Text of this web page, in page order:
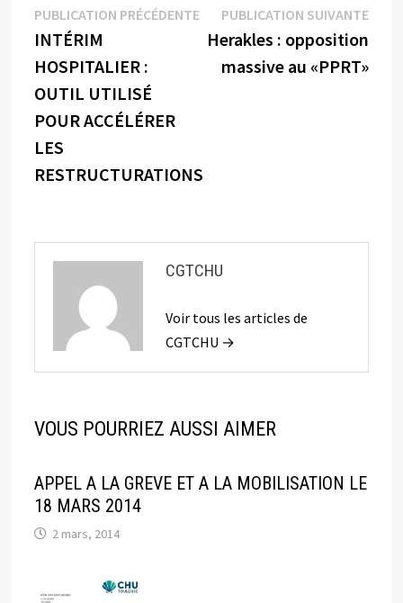
Navigation
de
l’article
PUBLICATION PRÉCÉDENTEPublication
précédente :
INTÉRIM
HOSPITALIER :
OUTIL UTILISÉ
POUR ACCÉLÉRER
LES
RESTRUCTURATIONS
PUBLICATION SUIVANTE
Herakles : opposition
massive au «PPRT»
CGTCHU
Voir tous les articles de
CGTCHU →
VOUS POURRIEZ AUSSI AIMER
APPEL A LA GREVE ET A LA MOBILISATION LE
18 MARS 2014
2 mars, 2014